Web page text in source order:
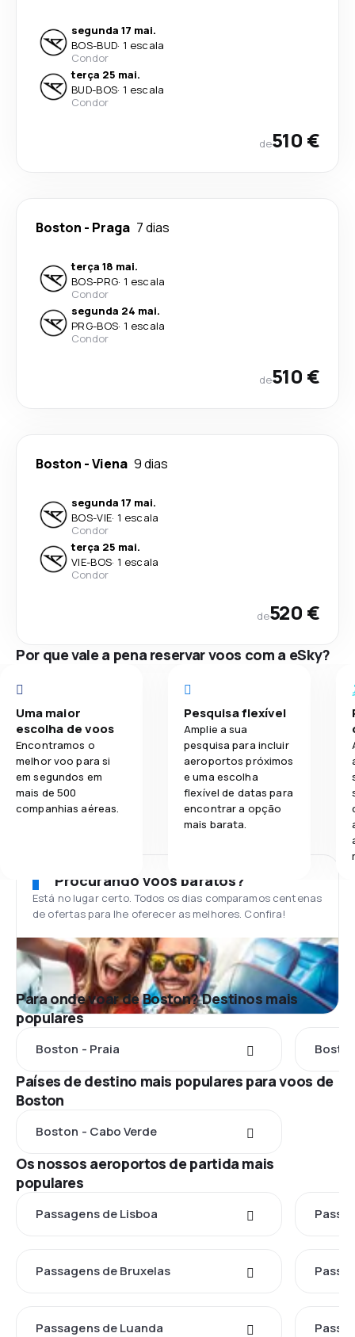
segunda 17 mai.
BOS-BUD· 1 escala
Condor
terça 25 mai.
BUD-BOS· 1 escala
Condor
de510 €
Boston - Praga 7 dias
terça 18 mai.
BOS-PRG· 1 escala
Condor
segunda 24 mai.
PRG-BOS· 1 escala
Condor
de510 €
Boston -Viena 9 dias
segunda 17 mai.
BOS-VIE· 1 escala
Condor
terça 25 mai.
VIE-BOS· 1 escala
Condor
de520 €
Por que vale a pena reservar voos com a eSky?
Uma maior
escolha de voos
Encontramos o
melhor voo para si
em segundos em
mais de 500
companhias aéreas.
Pesquisa flexível
Amplie a sua
pesquisa para incluir
aeroportos próximos
e uma escolha
flexível de datas para
encontrar a opção
mais barata.
Procurando voos baratos?
Está no lugar certo. Todos os dias comparamos centenas
de ofertas para lhe oferecer as melhores. Confira!
Para onde voar de Boston? Destinos mais
populares
Boston - Praia
Países de destino mais populares para voos de
Boston
Boston - Cabo Verde
Os nossos aeroportos de partida mais
populares
Passagens de Lisboa
Passagens de Bruxelas
Passagens de Luanda